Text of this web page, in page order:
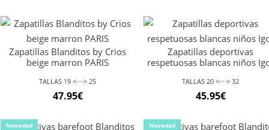
Zapatillas Blanditos by Crios
beige marron PARIS
TALLAS 19 <····> 25
47.95€
Zapatillas deportivas
respetuosas blancas niños
TALLAS 20 <····> 32
45.95€
Novedad Novedad